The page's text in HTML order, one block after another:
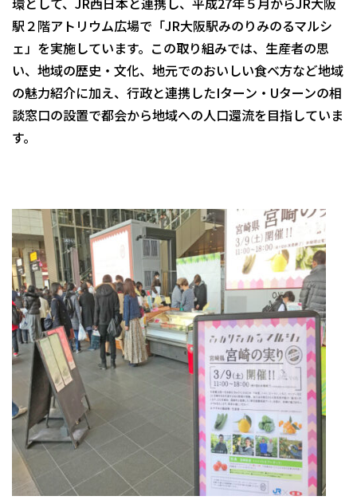
駅２階アトリウム広場で「JR大阪駅みのりみのるマルシ
ェ」を実施しています。この取り組みでは、生産者の思
い、地域の歴史・文化、地元でのおいしい食ベ方など地域
の魅力紹介に加え、行政と連携したIターン・Uターンの相
談窓口の設置で都会から地域への人口還流を目指していま
す。